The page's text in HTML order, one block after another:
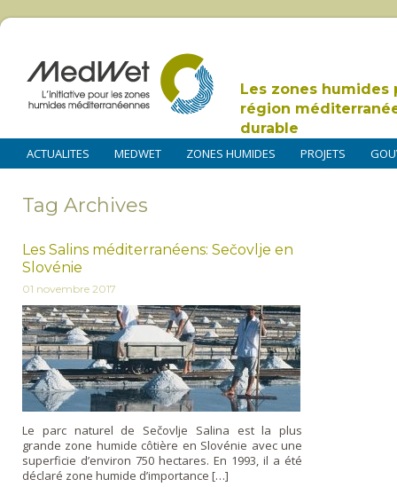
Les zones humides
région
durable
ACTUALITES MEDWET ZONES HUMIDES PROJETS
Tag Archives
Les Salins méditerranéens: Sečovlje en
Slovénie
01 novembre 2017
Le parc naturel de Sečovlje Salina est la plus
grande zone humide côtière en Slovénie avec une
superficie d’environ 750 hectares. En 1993, il a été
déclaré zone humide d’importance […]